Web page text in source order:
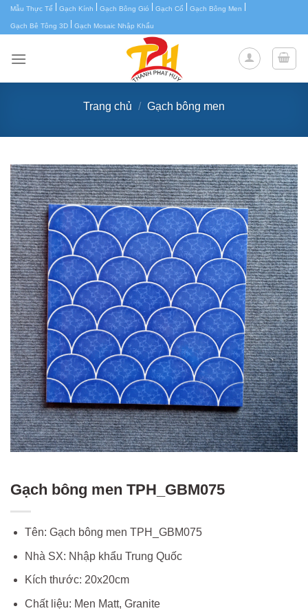
Chuyển
đến
dung
Mẫu Thực Tế Gạch Kính Gạch Bông Gió Gạch Cổ Gạch Bông Men
Gạch Bê Tông 3D Gạch Mosaic Nhập Khẩu
Trang chủ / Gạch bông men
Gạch bông men TPH_GBM075
Tên: Gạch bông men TPH_GBM075
Nhà SX: Nhập khẩu Trung Quốc
Kích thước: 20x20cm
Chất liệu: Men Matt, Granite